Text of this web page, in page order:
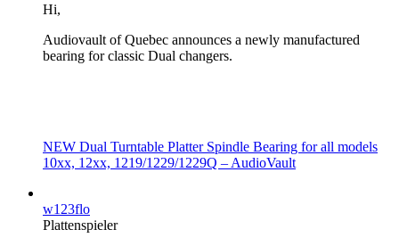
Hi,
Audiovault of Quebec announces a newly manufactured
bearing for classic Dual changers.
NEW Dual Turntable Platter Spindle Bearing for all models
10xx, 12xx, 1219/1229/1229Q – AudioVault
w123flo
Plattenspieler